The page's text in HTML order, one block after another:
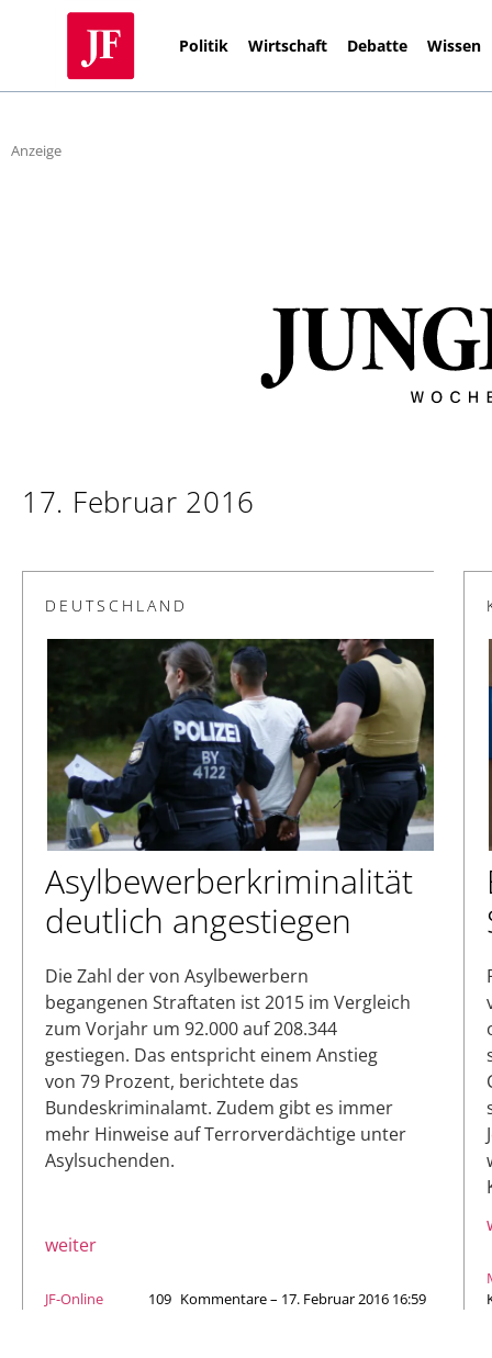
Politik Wirtschaft Debatte Wissen
Anzeige
17. Februar 2016
DEUTSCHLAND
Asylbewerberkriminalität
deutlich angestiegen
Die Zahl der von Asylbewerbern
begangenen Straftaten ist 2015 im Vergleich
zum Vorjahr um 92.000 auf 208.344
gestiegen. Das entspricht einem Anstieg
von 79 Prozent, berichtete das
Bundeskriminalamt. Zudem gibt es immer
mehr Hinweise auf Terrorverdächtige unter
Asylsuchenden.
weiter
JF-Online 109 Kommentare – 17. Februar 2016 16:59